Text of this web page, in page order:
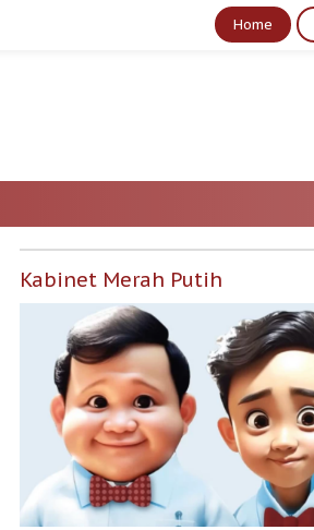
Home
Kabinet Merah Putih